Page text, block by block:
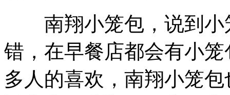
南翔小笼包，说到小
错，在早餐店都会有小
多人的喜欢，南翔小笼